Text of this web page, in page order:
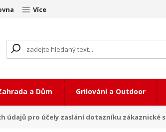
Více
a Dům Grilování a Outdoor
údajů pro účely zaslání dotazníku zákaznické